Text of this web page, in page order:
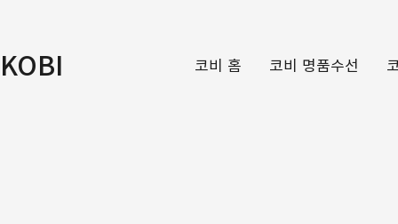
KOBI 코비 홈 코비 명품수선